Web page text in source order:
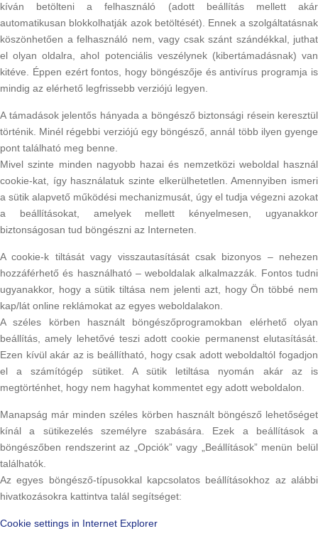
kíván betölteni a felhasználó (adott beállítás mellett akár
automatikusan blokkolhatják azok betöltését). Ennek a szolgáltatásnak
köszönhetően a felhasználó nem, vagy csak szánt szándékkal, juthat
el olyan oldalra, ahol potenciális veszélynek (kibertámadásnak) van
kitéve. Éppen ezért fontos, hogy böngészője és antivírus programja is
mindig az elérhető legfrissebb verziójú legyen.
A támadások jelentős hányada a böngésző biztonsági résein keresztül
történik. Minél régebbi verziójú egy böngésző, annál több ilyen gyenge
pont található meg benne.
Mivel szinte minden nagyobb hazai és nemzetközi weboldal használ
cookie-kat, így használatuk szinte elkerülhetetlen. Amennyiben ismeri
a sütik alapvető működési mechanizmusát, úgy el tudja végezni azokat
a beállításokat, amelyek mellett kényelmesen, ugyanakkor
biztonságosan tud böngészni az Interneten.
A cookie-k tiltását vagy visszautasítását csak bizonyos – nehezen
hozzáférhető és használható – weboldalak alkalmazzák. Fontos tudni
ugyanakkor, hogy a sütik tiltása nem jelenti azt, hogy Ön többé nem
kap/lát online reklámokat az egyes weboldalakon.
A széles körben használt böngészőprogramokban elérhető olyan
beállítás, amely lehetővé teszi adott cookie permanenst elutasítását.
Ezen kívül akár az is beállítható, hogy csak adott weboldaltól fogadjon
el a számítógép sütiket. A sütik letiltása nyomán akár az is
megtörténhet, hogy nem hagyhat kommentet egy adott weboldalon.
Manapság már minden széles körben használt böngésző lehetőséget
kínál a sütikezelés személyre szabására. Ezek a beállítások a
böngészőben rendszerint az „Opciók” vagy „Beállítások” menün belül
találhatók.
Az egyes böngésző-típusokkal kapcsolatos beállításokhoz az alábbi
hivatkozásokra kattintva talál segítséget:
Cookie settings in Internet Explorer